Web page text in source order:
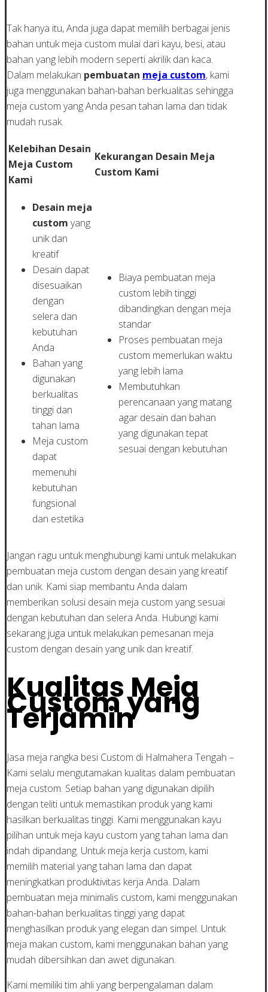
Tak hanya itu, Anda juga dapat memilih berbagai jenis
bahan untuk meja custom mulai dari kayu, besi, atau
bahan yang lebih modern seperti akrilik dan kaca.
Dalam melakukan pembuatan meja custom, kami
juga menggunakan bahan-bahan berkualitas sehingga
meja custom yang Anda pesan tahan lama dan tidak
mudah rusak.
Kelebihan Desain
Meja Custom
Kami
Kekurangan Desain Meja
Custom Kami
Desain meja
custom yang
unik dan
kreatif
Desain dapat
disesuaikan
dengan
selera dan
kebutuhan
Anda
Bahan yang
digunakan
berkualitas
tinggi dan
tahan lama
Meja custom
dapat
memenuhi
kebutuhan
fungsional
dan estetika
Biaya pembuatan meja
custom lebih tinggi
dibandingkan dengan meja
standar
Proses pembuatan meja
custom memerlukan waktu
yang lebih lama
Membutuhkan
perencanaan yang matang
agar desain dan bahan
yang digunakan tepat
sesuai dengan kebutuhan
Jangan ragu untuk menghubungi kami untuk melakukan
pembuatan meja custom dengan desain yang kreatif
dan unik. Kami siap membantu Anda dalam
memberikan solusi desain meja custom yang sesuai
dengan kebutuhan dan selera Anda. Hubungi kami
sekarang juga untuk melakukan pemesanan meja
custom dengan desain yang unik dan kreatif.
Kualitas Meja
Custom yang
Terjamin
Jasa meja rangka besi Custom di Halmahera Tengah –
Kami selalu mengutamakan kualitas dalam pembuatan
meja custom. Setiap bahan yang digunakan dipilih
dengan teliti untuk memastikan produk yang kami
hasilkan berkualitas tinggi. Kami menggunakan kayu
pilihan untuk meja kayu custom yang tahan lama dan
indah dipandang. Untuk meja kerja custom, kami
memilih material yang tahan lama dan dapat
meningkatkan produktivitas kerja Anda. Dalam
pembuatan meja minimalis custom, kami menggunakan
bahan-bahan berkualitas tinggi yang dapat
menghasilkan produk yang elegan dan simpel. Untuk
meja makan custom, kami menggunakan bahan yang
mudah dibersihkan dan awet digunakan.
Kami memiliki tim ahli yang berpengalaman dalam